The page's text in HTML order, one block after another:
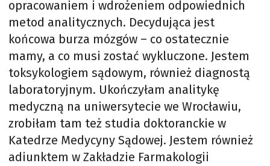
opracowaniem i wdrożeniem odpowiednich
metod analitycznych. Decydująca jest
końcowa burza mózgów – co ostatecznie
mamy, a co musi zostać wykluczone. Jestem
toksykologiem sądowym, również diagnostą
laboratoryjnym. Ukończyłam analitykę
medyczną na uniwersytecie we Wrocławiu,
zrobiłam tam też studia doktoranckie w
Katedrze Medycyny Sądowej. Jestem również
adiunktem w Zakładzie Farmakologii